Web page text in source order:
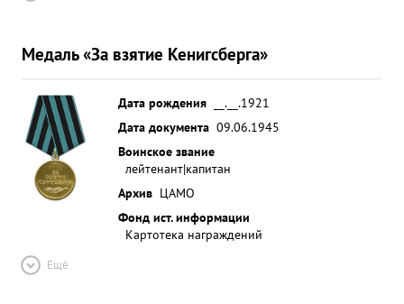
Медаль «За взятие Кенигсберга»
Дата рождения
__.__.1921
Дата документа 09.06.1945
Воинское звание
лейтенант|капитан
Архив ЦАМО
Фонд ист. информации
Картотека награждений
Ещё